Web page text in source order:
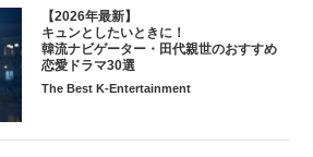
【2026年最新】
キュンとしたいときに！
韓流ナビゲーター・田代親世のおすすめ
恋愛ドラマ30選
The Best K-Entertainment